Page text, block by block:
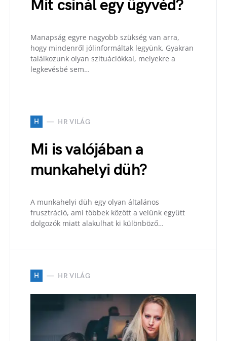
Mit csinál egy ügyvéd?
Manapság egyre nagyobb szükség van arra,
hogy mindenről jólinformáltak legyünk. Gyakran
találkozunk olyan szituációkkal, melyekre a
legkevésbé sem…
H HR VILÁG
Mi is valójában a
munkahelyi düh?
A munkahelyi düh egy olyan általános
frusztráció, ami többek között a velünk együtt
dolgozók miatt alakulhat ki különböző…
H HR VILÁG